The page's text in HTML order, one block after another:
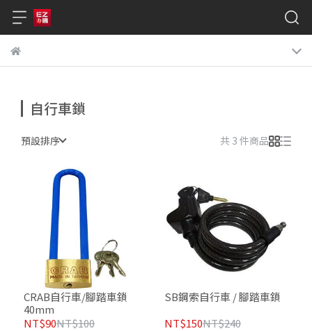
自行車鎖
預設排序 共 3 件商品
CRAB自行車/腳踏車鎖
40mm
NT$90NT$100
SB鋼索自行車 / 腳踏車鎖
NT$150NT$240